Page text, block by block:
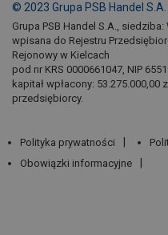
© 2023 Grupa PSB Handel
Grupa PSB Handel S.A.,
wpisana do Rejestru
Rejonowy w Kielcach
pod nr KRS 0000661047, NIP
kapitał wpłacony:
przedsiębiorcy.
Polityka prywatności
Obowiązki informacyjne